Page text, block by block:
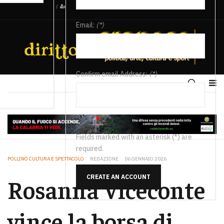
/
Email: (*)
Confirm email Address:(*)
Fields marked with an asterisk (*) are
required.
CREATE AN ACCOUNT
POLLINO CULTURA E SPETTACOLO REDAZIONE 06 GENNAIO 2026
Rosanna Viceconte